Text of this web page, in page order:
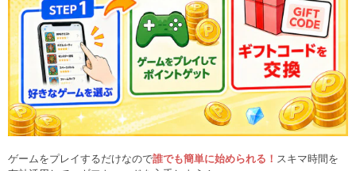
ゲームをプレイするだけなので誰でも簡単に始められる！ スキマ時間を